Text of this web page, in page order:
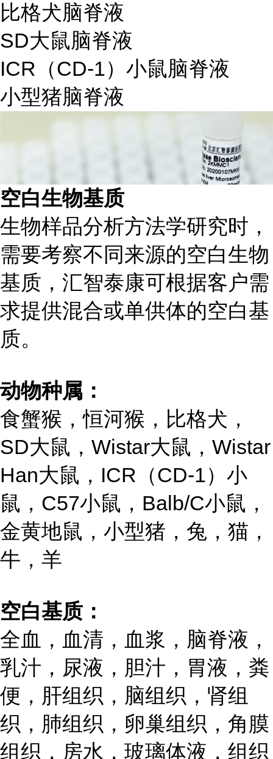
比格犬脑脊液
SD大鼠脑脊液
ICR（CD-1）小鼠脑脊液
小型猪脑脊液
空白生物基质
生物样品分析方法学研究时，
需要考察不同来源的空白生物
基质，汇智泰康可根据客户需
求提供混合或单供体的空白基
质。
动物种属：
食蟹猴，恒河猴，比格犬，
SD大鼠，Wistar大鼠，Wistar
Han大鼠，ICR（CD-1）小
鼠，C57小鼠，Balb/C小鼠，
金黄地鼠，小型猪，兔，猫，
牛，羊
空白基质：
全血，血清，血浆，脑脊液，
乳汁，尿液，胆汁，胃液，粪
便，肝组织，脑组织，肾组
织，肺组织，卵巢组织，角膜
组织，房水，玻璃体液，组织